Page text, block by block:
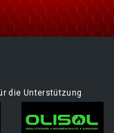
die Unterstützung